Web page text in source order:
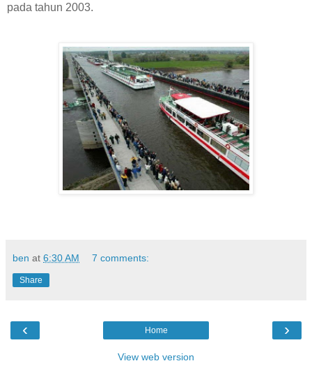
pada tahun 2003.
ben at 6:30 AM 7 comments:
Share
‹ ›
Home
View web version